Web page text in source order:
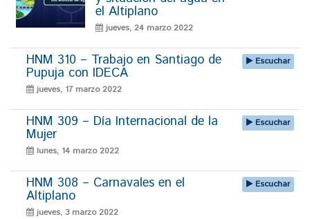
el Altiplano
jueves, 24 marzo 2022
HNM 310 – Trabajo en Santiago de
Pupuja con IDECA
jueves, 17 marzo 2022
Escuchar
HNM 309 – Día Internacional de la
Mujer
lunes, 14 marzo 2022
Escuchar
HNM 308 – Carnavales en el
Altiplano
jueves, 3 marzo 2022
Escuchar